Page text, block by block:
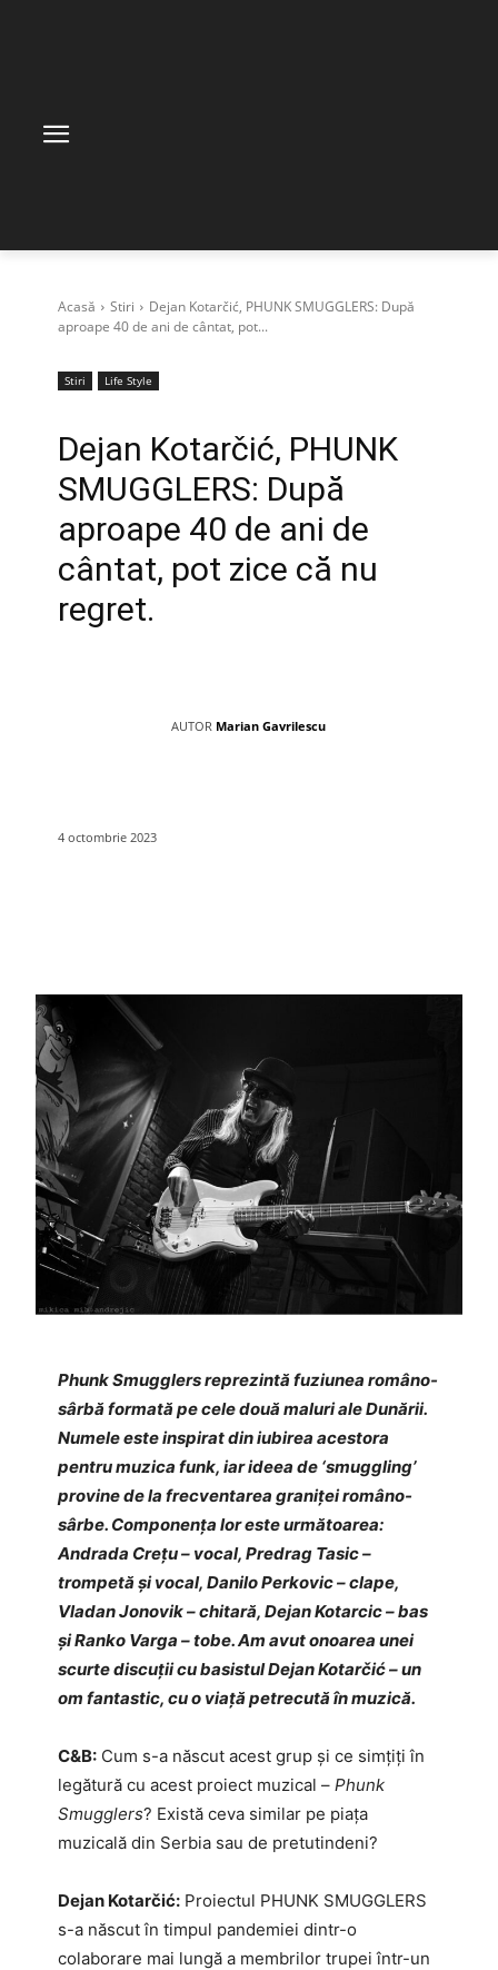
Acasă Stiri
Dejan Kotarčić, PHUNK SMUGGLERS: După
aproape 40 de ani de cântat, pot...
Stiri Life Style
Dejan Kotarčić, PHUNK
SMUGGLERS: După
aproape 40 de ani de
cântat, pot zice că nu
regret.
AUTOR Marian Gavrilescu
4 octombrie 2023
Phunk Smugglers reprezintă fuziunea româno-
sârbă formată pe cele două maluri ale Dunării.
Numele este inspirat din iubirea acestora
pentru muzica funk, iar ideea de ‘smuggling’
provine de la frecventarea graniței româno-
sârbe. Componența lor este următoarea:
Andrada Crețu – vocal, Predrag Tasic –
trompetă și vocal, Danilo Perkovic – clape,
Vladan Jonovik – chitară, Dejan Kotarcic – bas
și Ranko Varga – tobe. Am avut onoarea unei
scurte discuții cu basistul Dejan Kotarčić – un
om fantastic, cu o viață petrecută în muzică.
C&B: Cum s-a născut acest grup și ce simţiţi în
legătură cu acest proiect muzical – Phunk
Smugglers? Există ceva similar pe piaţa
muzicală din Serbia sau de pretutindeni?
Dejan Kotarčić: Proiectul PHUNK SMUGGLERS
s-a născut în timpul pandemiei dintr-o
colaborare mai lungă a membrilor trupei într-un